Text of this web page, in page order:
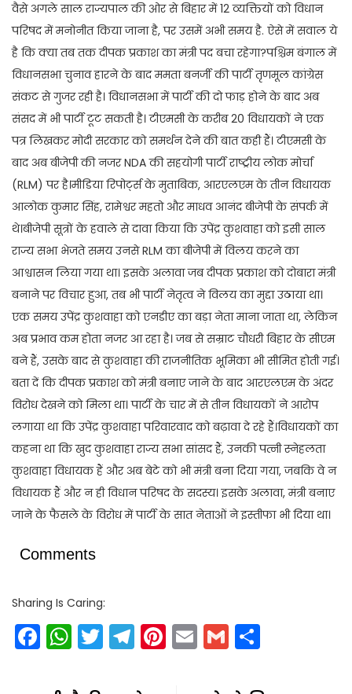
वैसे अगले साल राज्यपाल की ओर से बिहार में 12 व्यक्तियों को विधान
परिषद में मनोनीत किया जाना है, पर उसमें अभी समय है. ऐसे में सवाल ये
है कि क्या तब तक दीपक प्रकाश का मंत्री पद बचा रहेगा?पश्चिम बंगाल में
विधानसभा चुनाव हारने के बाद ममता बनर्जी की पार्टी तृणमूल कांग्रेस
संकट से गुजर रही है। विधानसभा में पार्टी की दो फाड़ होने के बाद अब
संसद में भी पार्टी टूट सकती है। टीएमसी के करीब 20 विधायकों ने एक
पत्र लिखकर मोदी सरकार को समर्थन देने की बात कही हैं। टीएमसी के
बाद अब बीजेपी की नजर NDA की सहयोगी पार्टी राष्ट्रीय लोक मोर्चा
(RLM) पर है।मीडिया रिपोर्ट्स के मुताबिक, आरएलएम के तीन विधायक
आलोक कुमार सिंह, रामेश्वर महतो और माधव आनंद बीजेपी के संपर्क में
थे।बीजेपी सूत्रों के हवाले से दावा किया कि उपेंद्र कुशवाहा को इसी साल
राज्य सभा भेजते समय उनसे RLM का बीजेपी में विलय करने का
आश्वासन लिया गया था। इसके अलावा जब दीपक प्रकाश को दोबारा मंत्री
बनाने पर विचार हुआ, तब भी पार्टी नेतृत्व ने विलय का मुद्दा उठाया था।
एक समय उपेंद्र कुशवाहा को एनडीए का बड़ा नेता माना जाता था, लेकिन
अब प्रभाव कम होता नजर आ रहा है। जब से सम्राट चौधरी बिहार के सीएम
बने हैं, उसके बाद से कुशवाहा की राजनीतिक भूमिका भी सीमित होती गई।
बता दें कि दीपक प्रकाश को मंत्री बनाए जाने के बाद आरएलएम के अंदर
विरोध देखने को मिला था। पार्टी के चार में से तीन विधायकों ने आरोप
लगाया था कि उपेंद्र कुशवाहा परिवारवाद को बढ़ावा दे रहे हैं।विधायकों का
कहना था कि खुद कुशवाहा राज्य सभा सांसद हैं, उनकी पत्नी स्नेहलता
कुशवाहा विधायक हैं और अब बेटे को भी मंत्री बना दिया गया, जबकि वे न
विधायक हैं और न ही विधान परिषद के सदस्य। इसके अलावा, मंत्री बनाए
जाने के फैसले के विरोध में पार्टी के सात नेताओं ने इस्तीफा भी दिया था।
Comments
Sharing Is Caring:
Facebook
WhatsApp
Twitter
Telegram
Pinterest
EmailGmail